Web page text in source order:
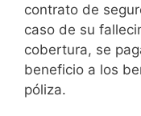
contrato de
caso de su
cobertura, se
beneficio a los
póliza.